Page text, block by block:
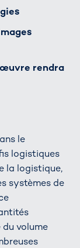
rendra
le
logistiques
la logistique,
systèmes de
volume